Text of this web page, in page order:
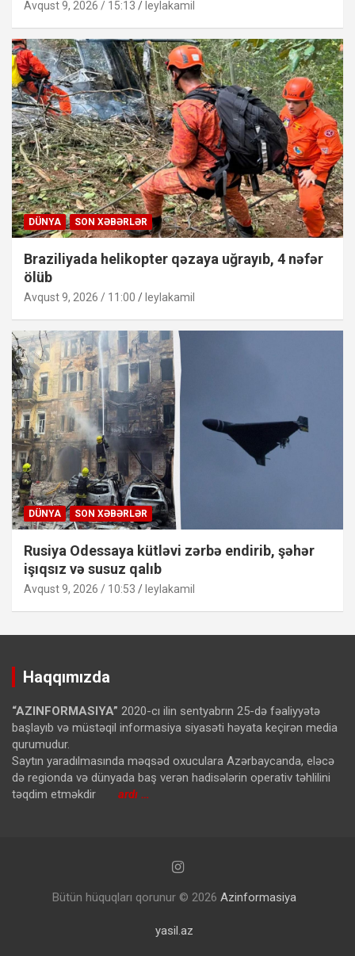
Avqust 9, 2026 / 15:13 leylakamil
DÜNYA SON XƏBƏRLƏR
Braziliyada helikopter qəzaya uğrayıb, 4 nəfər
ölüb
Avqust 9, 2026 / 11:00 leylakamil
DÜNYA SON XƏBƏRLƏR
Rusiya Odessaya kütləvi zərbə endirib, şəhər
işıqsız və susuz qalıb
Avqust 9, 2026 / 10:53 leylakamil
Haqqımızda
“AZINFORMASIYA” 2020-cı ilin sentyabrın 25-də fəaliyyətə
başlayıb və müstəqil informasiya siyasəti həyata keçirən media
qurumudur.
Saytın yaradılmasında məqsəd oxuculara Azərbaycanda, eləcə
də regionda və dünyada baş verən hadisələrin operativ təhlilini
təqdim etməkdir ardı …
Bütün hüquqları qorunur © 2026 Azinformasiya
yasil.az